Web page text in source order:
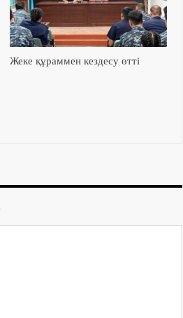
Жеке құраммен кездесу өтті